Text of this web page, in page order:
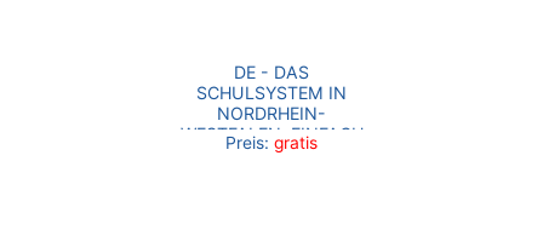
DE - DAS
SCHULSYSTEM IN
NORDRHEIN-
WESTFALEN. EINFACH
UND SCHNELL
Preis: gratis